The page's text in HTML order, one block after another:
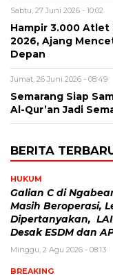
Sabtu, 27 Juni 2026 - 10:02
Hampir 3.000 Atlet
2026, Ajang
Depan
Jumat, 26 Juni 2026 - 08:49
Semarang Siap
Al-Qur’an Jadi
BERITA
HUKUM
Galian C di
Masih Beroperasi,
Dipertanyakan,
Desak ESDM dan
Minggu, 2 Agu 2026 - 08:13
BREAKING